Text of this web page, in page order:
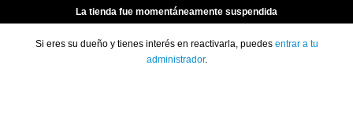
La tienda fue momentáneamente suspendida
Si eres su dueño y tienes interés en reactivarla, puedes entrar a tu
administrador.